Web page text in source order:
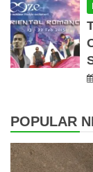
POPULAR